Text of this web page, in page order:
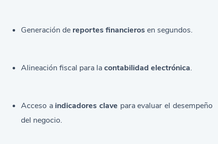
Generación de reportes financierosen segundos.
Alineación fiscal para lacontabilidad electrónica.
Acceso a indicadores clave para evaluar el desempeño
del negocio.